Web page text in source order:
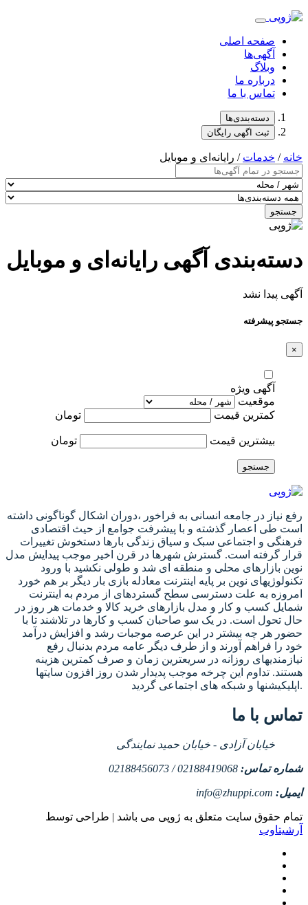
صفحه اصلی
آگهی‌ها
وبلاگ
درباره ما
تماس با ما
دسته‌بندی‌ها
ثبت اگهی رایگان
خانه / خدمات / رایانه‌ای و موبایل
جستجو
دسته‌بندی آگهی رایانه‌ای و موبایل
آگهی پیدا نشد
جستجو پیشرفته
×
آگهی ویژه
موقعیت
کمترین قیمت
تومان
بیشترین قیمت تومان
جستجو
رفع نیاز در جامعه انسانی به فراخور ،دوران اشکال گوناگونی داشته
است طی اعصار گذشته و با پیشرفت جوامع از حیث اقتصادی
فرهنگی و اجتماعی سبک و سیاق زندگی بارها دستخوش تغییرات
قرار گرفته است. گسترش شهرها در قرن اخیر موجب پیدایش مدل
نوین بازارهای محلی و منطقه ای شد و طولی نکشید با ورود
تکنولوژیهای نوین بر پایه اینترنت معادله بازی بار دیگر بر هم خورد
امروزه به علت دسترسی سطح گستردهای از مردم به اینترنت
شمایل کسب و کار و مدل بازارهای خرید کالا و خدمات هر روز در
حال تحول است. در یک سو صاحبان کسب و کارها در تلاشند تا با
حضور هر چه بیشتر در این عرصه موجبات رشد و افزایش درآمد
خود را فراهم آورند و از طرف دیگر عامه مردم بدنبال رفع
نیازمندیهای روزانه در سریعترین زمان و صرف کمترین هزینه
هستند. تداوم این چرخه موجب پدیدار شدن روز افزون سایتها
اپلیکیشنها و شبکه های اجتماعی گردید.
تماس با ما
خیابان آزادی - خیابان حمید نمایندگی
شماره تماس: 02188419068 / 02188456073
ایمیل: info@zhuppi.com
تمام حقوق سایت متعلق به ژوپی می باشد | طراحی توسط
آرشیتاوب